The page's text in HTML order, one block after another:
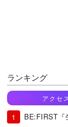
ランキング
アクセ
BE:FIRST『